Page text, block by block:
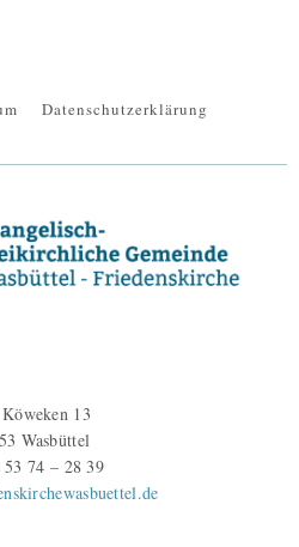
Datenschutzerklärung
13
Wasbüttel
74 – 28 39